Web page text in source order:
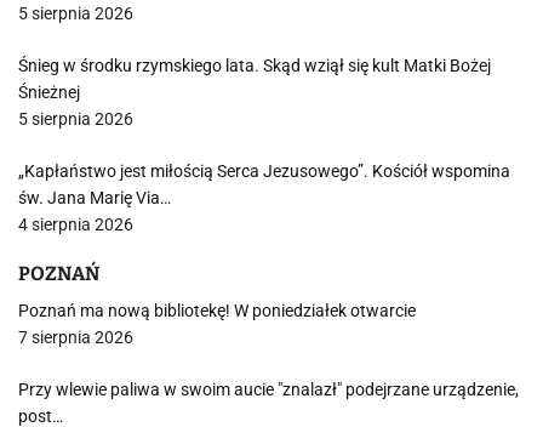
5 sierpnia 2026
Śnieg w środku rzymskiego lata. Skąd wziął się kult Matki Bożej
Śnieżnej
5 sierpnia 2026
„Kapłaństwo jest miłością Serca Jezusowego”. Kościół wspomina
św. Jana Marię Via…
4 sierpnia 2026
POZNAŃ
Poznań ma nową bibliotekę! W poniedziałek otwarcie
7 sierpnia 2026
Przy wlewie paliwa w swoim aucie "znalazł" podejrzane urządzenie,
post…